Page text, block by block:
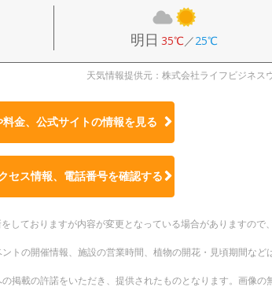
明日 35℃／25℃
天気情報提供元：株式会社ライフビジネス
金、公式サイトの情報を見る
セス情報、電話番号を確認する
しておりますが内容が変更となっている場合がありますので
トの開催情報、施設の営業時間、植物の開花・見頃期間など
掲載の許諾をいただき、提供されたものとなります。画像の